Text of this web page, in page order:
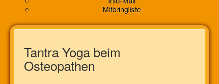
Mitbringliste
Tantra Yoga beim
Osteopathen